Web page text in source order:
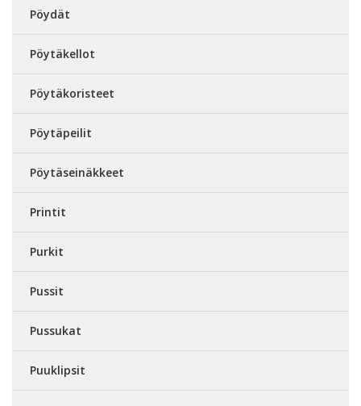
Pöydät
Pöytäkellot
Pöytäkoristeet
Pöytäpeilit
Pöytäseinäkkeet
Printit
Purkit
Pussit
Pussukat
Puuklipsit